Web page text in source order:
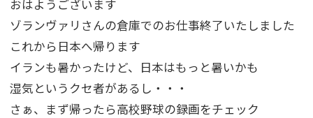
おはようございます
ゾランヴァリさんの倉庫でのお仕事終了いたしました
これから日本へ帰ります
イランも暑かったけど、日本はもっと暑いかも
湿気というクセ者があるし・・・
さぁ、まず帰ったら高校野球の録画をチェック